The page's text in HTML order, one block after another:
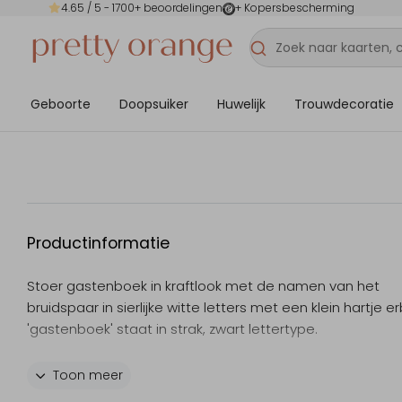
4.65 / 5 - 1700+ beoordelingen + Kopersbescherming
Geboorte Doopsuiker Huwelijk Trouwdecoratie
Productinformatie
Stoer gastenboek in kraftlook met de namen van het
bruidspaar in sierlijke witte letters met een klein hartje
'gastenboek' staat in strak, zwart lettertype.
Specificaties van het gastenboek
Toon meer